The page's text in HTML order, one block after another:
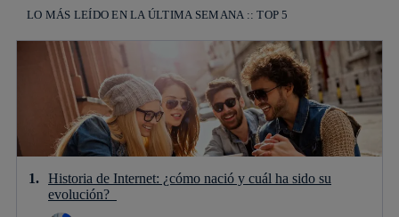
LO MÁS LEÍDO EN LA ÚLTIMA SEMANA :: TOP 5
Historia de Internet: ¿cómo nació y cuál ha sido su
evolución?